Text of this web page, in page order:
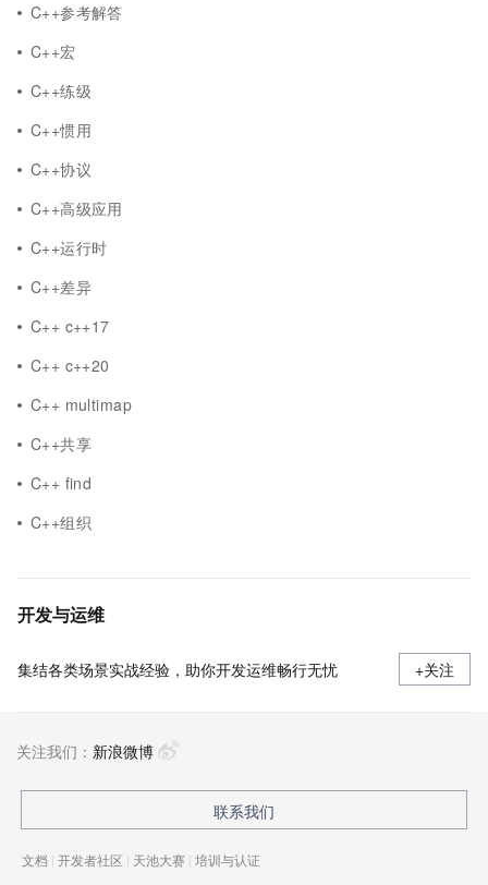
C++参考解答
C++宏
C++练级
C++惯用
C++协议
C++高级应用
C++运行时
C++差异
C++ c++17
C++ c++20
C++ multimap
C++共享
C++ find
C++组织
开发与运维
集结各类场景实战经验，助你开发运维畅行无忧 +关注
关注我们： 新浪微博
联系我们
文档 | 开发者社区 | 天池大赛 | 培训与认证